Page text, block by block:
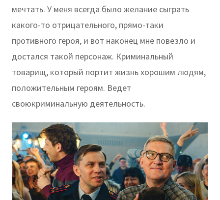
мечтать. У меня всегда было желание сыграть
какого-то отрицательного, прямо-таки
противного героя, и вот наконец мне повезло и
достался такой персонаж. Криминальный
товарищ, который портит жизнь хорошим людям,
положительным героям. Ведет
своюкриминальную деятельность.